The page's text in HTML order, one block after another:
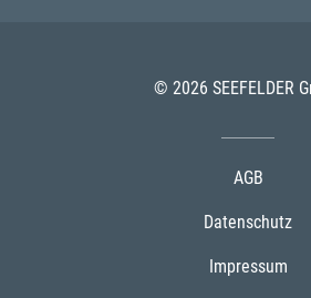
© 2026 SEEFELDER
AGB
Datenschutz
Impressum